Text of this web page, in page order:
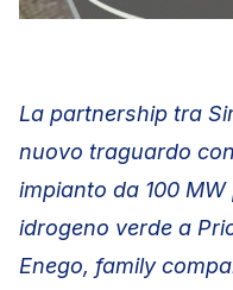
La partnership tra
nuovo traguardo
impianto da 100
idrogeno verde a
Enego, family